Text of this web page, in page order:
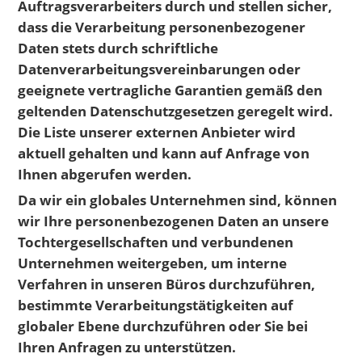
Auftragsverarbeiters durch und stellen sicher,
dass die Verarbeitung personenbezogener
Daten stets durch schriftliche
Datenverarbeitungsvereinbarungen oder
geeignete vertragliche Garantien gemäß den
geltenden Datenschutzgesetzen geregelt wird.
Die Liste unserer externen Anbieter wird
aktuell gehalten und kann auf Anfrage von
Ihnen abgerufen werden.
Da wir ein globales Unternehmen sind, können
wir Ihre personenbezogenen Daten an unsere
Tochtergesellschaften und verbundenen
Unternehmen weitergeben, um interne
Verfahren in unseren Büros durchzuführen,
bestimmte Verarbeitungstätigkeiten auf
globaler Ebene durchzuführen oder Sie bei
Ihren Anfragen zu unterstützen.